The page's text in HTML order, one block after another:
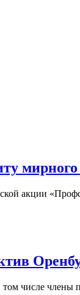
мирного
акции
числе члены